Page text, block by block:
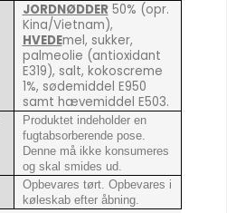
JORDNØDDER50% (opr.
Kina/Vietnam),
HVEDEmel, sukker,
palmeolie (antioxidant
E319), salt, kokoscreme
1%, sødemiddel E950
samt hævemiddel E503.
Produktet indeholder en
fugtabsorberende pose.
Denne må ikke konsumeres
og skal smides ud.
Opbevares tørt. Opbevares i
køleskab efter åbning.